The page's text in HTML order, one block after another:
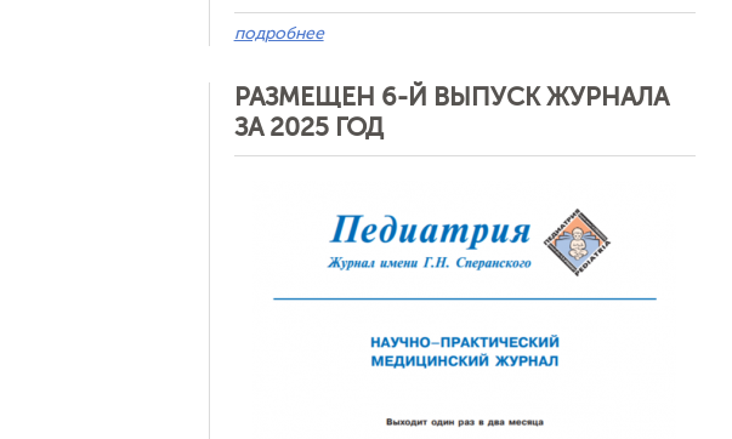
подробнее
РАЗМЕЩЕН 6-Й ВЫПУСК ЖУРНАЛА
ЗА 2025 ГОД